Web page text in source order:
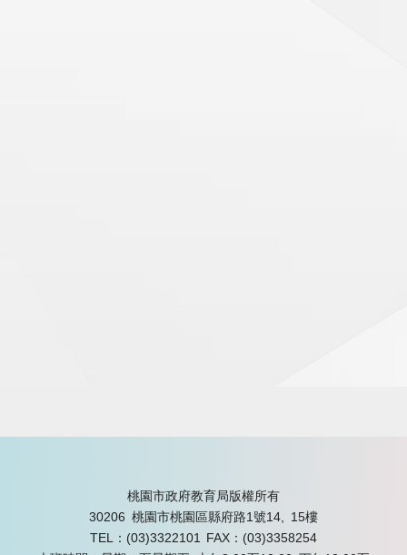
桃園市政府教育局版權所有
30206 桃園市桃園區縣府路1號14, 15樓
TEL：(03)3322101
FAX：(03)3358254